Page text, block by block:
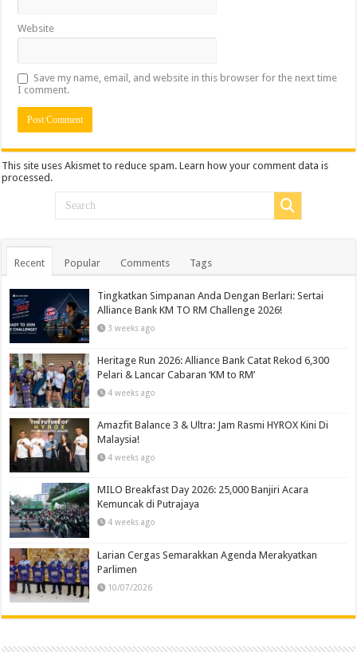
Website
Save my name, email, and website in this browser for the next time
I comment.
This site uses Akismet to reduce spam.Learn how your comment data is
processed.
Recent Popular Comments Tags
Tingkatkan Simpanan Anda Dengan Berlari: Sertai
Alliance Bank KM TO RM Challenge 2026!
3 weeks ago
Heritage Run 2026: Alliance Bank Catat Rekod 6,300
Pelari & Lancar Cabaran ‘KM to RM’
4 weeks ago
Amazfit Balance 3 & Ultra: Jam Rasmi HYROX Kini Di
Malaysia!
4 weeks ago
MILO Breakfast Day 2026: 25,000 Banjiri Acara
Kemuncak di Putrajaya
4 weeks ago
Larian Cergas Semarakkan Agenda Merakyatkan
Parlimen
10/07/2026